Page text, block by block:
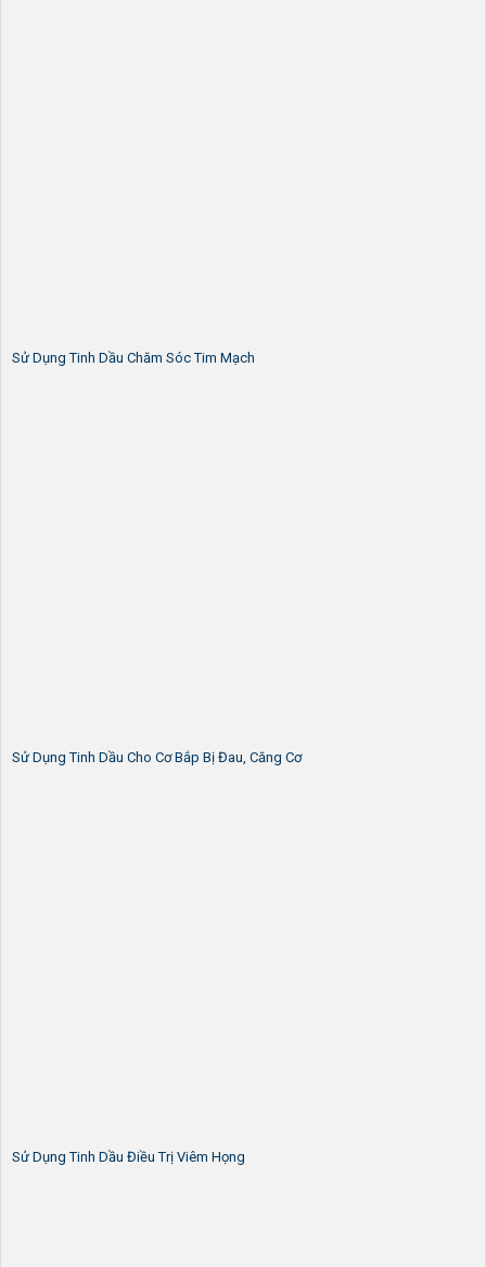
Sử Dụng Tinh Dầu Chăm Sóc Tim Mạch
Sử Dụng Tinh Dầu Cho Cơ Bắp Bị Đau, Căng Cơ
Sử Dụng Tinh Dầu Điều Trị Viêm Họng